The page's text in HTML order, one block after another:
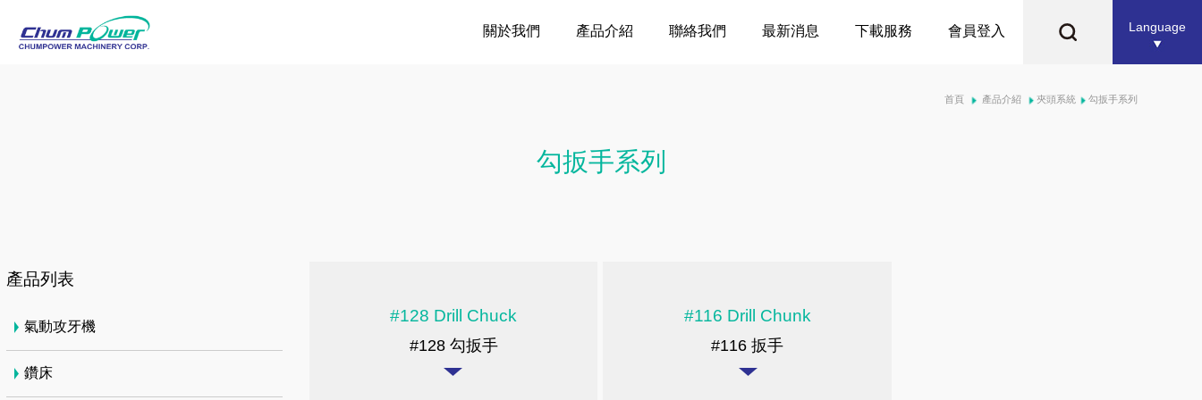
Language
關於我們 產品介紹 聯絡我們 最新消息 下載服務 會員登入
首頁 產品介紹 夾頭系統 勾扳手系列
勾扳手系列
#128 Drill Chuck
#128 勾扳手
#116 Drill Chunk
#116 扳手
產品列表
氣動攻牙機
鑽床